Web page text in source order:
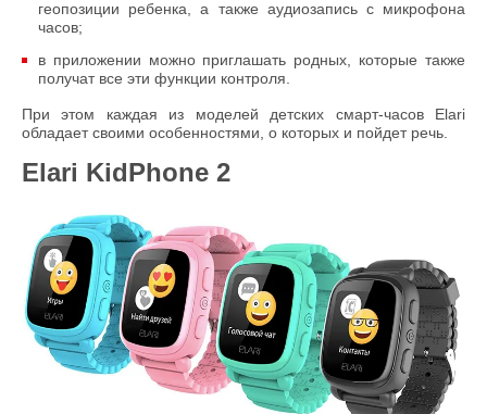
геопозиции ребенка, а также аудиозапись с микрофона
часов;
в приложении можно приглашать родных, которые также
получат все эти функции контроля.
При этом каждая из моделей детских смарт-часов Elari
обладает своими особенностями, о которых и пойдет речь.
Elari KidPhone 2